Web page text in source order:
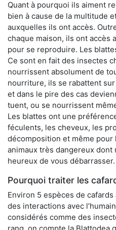
Quant à pourquoi ils aiment
bien à cause de la multitude
auxquelles ils ont accès.
chaque maison, ils ont accès
pour se reproduire. Les
Ce sont en fait des insectes
nourrissent absolument de
nourriture, ils se rabattent
et dans le pire des cas
tuent, ou se nourrissent
Les blattes ont une
féculents, les cheveux, les
décomposition et même pour
animaux très dangereux
heureux de vous débarrasser.
Pourquoi traiter les
Environ 5 espèces de
des interactions avec
considérés comme des